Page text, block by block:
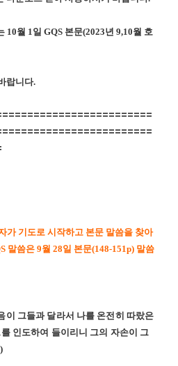
10월 1 일GQS 본문(2023년9,10월 호
랍니다.
가 기도로 시작하고 본문 말씀을 찾아
말씀은9월28일 본문(148-151p) 말씀
이 그들과 달라서 나를 온전히 따랐은
인도하여 들이리니 그의 자손이 그